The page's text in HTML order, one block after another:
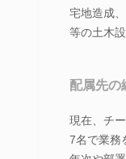
宅地造成
等の土木
配属先の
現在、チ
7名で業務